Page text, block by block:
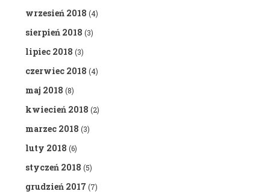
wrzesień 2018 (4)
sierpień 2018 (3)
lipiec 2018 (3)
czerwiec 2018 (4)
maj 2018 (8)
kwiecień 2018 (2)
marzec 2018 (3)
luty 2018 (6)
styczeń 2018 (5)
grudzień 2017 (7)